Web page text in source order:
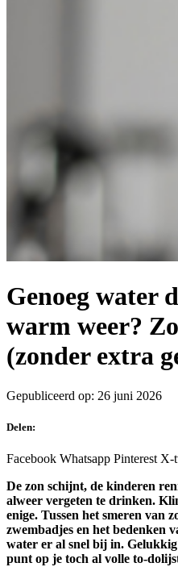
Genoeg water
warm weer?
(zonder extra
Gepubliceerd op: 26 juni 2026
Delen:
Facebook Whatsapp Pinterest X-
De zon schijnt, de kinderen
alweer vergeten te drinken.
enige. Tussen het smeren van
zwembadjes en het bedenken
water er al snel bij in.
punt op je toch al volle to-